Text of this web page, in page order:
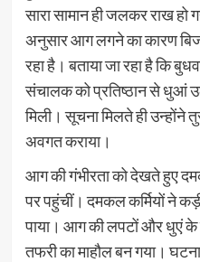
सारा सामान ही जलकर राख हो
अनुसार आग लगने का कारण
रहा है। बताया जा रहा है कि
संचालक को प्रतिष्ठान से धुआं
मिली। सूचना मिलते ही
अवगत कराया।
आग की गंभीरता को देखते हुए
पर पहुंचीं। दमकल कर्मियों ने
पाया। आग की लपटों और धुएं
तफरी का माहौल बन गया।